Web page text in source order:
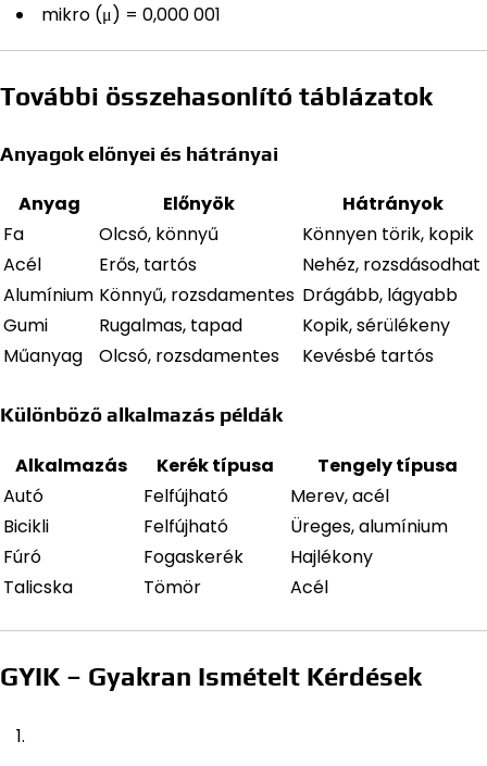
mikro (μ) = 0,000 001
További összehasonlító táblázatok
Anyagok előnyei és hátrányai
Anyag Előnyök
Hátrányok
Fa
Olcsó, könnyű
Könnyen törik, kopik
Acél
Erős, tartós
Nehéz, rozsdásodhat
Alumínium Könnyű, rozsdamentes Drágább, lágyabb
Gumi
Rugalmas, tapad
Kopik, sérülékeny
Műanyag
Olcsó, rozsdamentes Kevésbé tartós
Különböző alkalmazás példák
Alkalmazás Kerék típusa
Tengely típusa
Autó
Felfújható
Merev, acél
Bicikli
Felfújható
Üreges, alumínium
Fúró
Fogaskerék
Hajlékony
Talicska
Tömör Acél
GYIK – Gyakran Ismételt Kérdések